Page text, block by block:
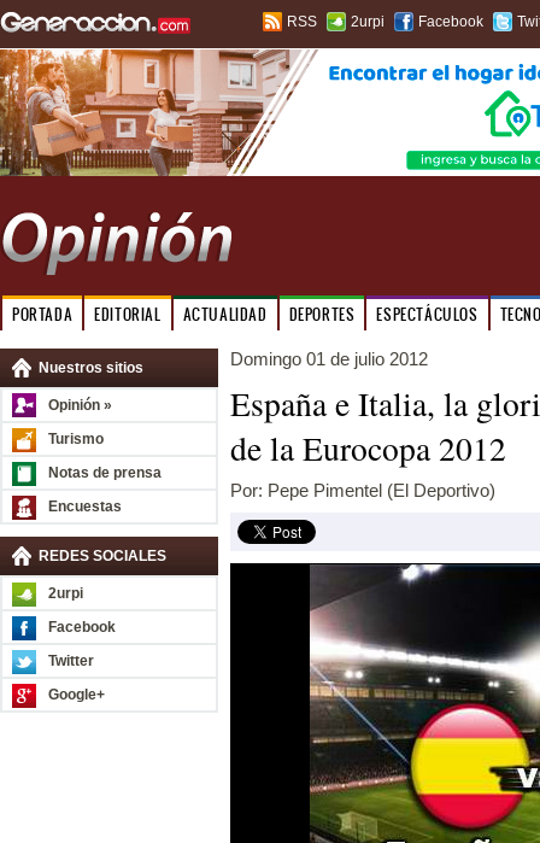
RSS 2urpi Facebook
PORTADA EDITORIAL ACTUALIDAD DEPORTES ESPECTÁCULOS
Nuestros sitios
Opinión »
Turismo
Notas de prensa
Encuestas
REDES SOCIALES
2urpi
Facebook
Twitter
Google+
Domingo 01 de julio 2012
España e Italia, la
de la Eurocopa 2012
Por: Pepe Pimentel (El Deportivo)